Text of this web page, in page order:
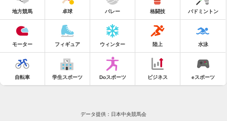
地方競馬 卓球 バレー 格闘技 バドミントン
モーター フィギュア ウィンター 陸上 水泳
自転車 学生スポーツ Doスポーツ ビジネス eスポーツ
データ提供：日本中央競馬会